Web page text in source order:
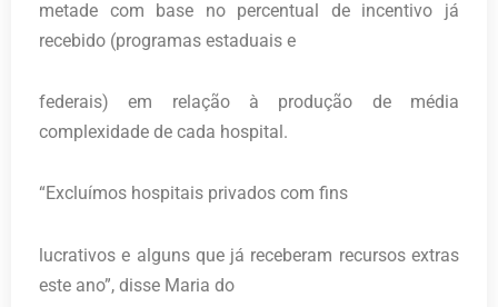
metade com base no percentual de incentivo já
recebido (programas estaduais e
federais) em relação à produção de média
complexidade de cada hospital.
“Excluímos hospitais privados com fins
lucrativos e alguns que já receberam recursos extras
este ano”, disse Maria do